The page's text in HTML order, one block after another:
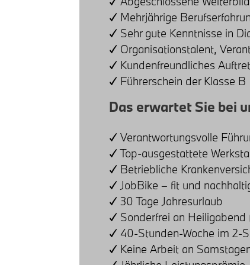
✓ Mehrjährige
✓ Sehr gute Kenntnisse in
✓ Organisationstalent,
✓ Kundenfreundliches
✓ Führerschein der Klasse B
Das erwartet Sie bei
✓ Verantwortungsvolle
✓ Top-ausgestattete
✓ Betriebliche
✓ JobBike – fit und
✓ 30 Tage Jahresurlaub
✓ Sonderfrei an Heiligabend
✓ 40-Stunden-Woche im 2-
✓ Keine Arbeit an